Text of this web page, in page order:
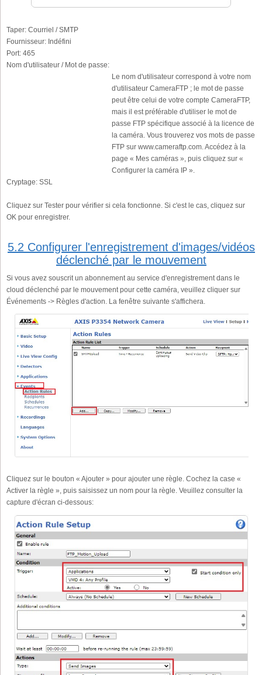
Taper: Courriel / SMTP
Fournisseur: Indéfini
Port: 465
Nom d'utilisateur / Mot de passe:
Le nom d'utilisateur correspond à votre nom
d'utilisateur CameraFTP ; le mot de passe
peut être celui de votre compte CameraFTP,
mais il est préférable d'utiliser le mot de
passe FTP spécifique associé à la licence de
la caméra. Vous trouverez vos mots de passe
FTP sur www.cameraftp.com. Accédez à la
page « Mes caméras », puis cliquez sur «
Configurer la caméra IP ».
Cryptage: SSL
Cliquez sur Tester pour vérifier si cela fonctionne. Si c'est le cas, cliquez sur
OK pour enregistrer.
5.2 Configurer l'enregistrement d'images/vidéos
déclenché par le mouvement
Si vous avez souscrit un abonnement au service d'enregistrement dans le
cloud déclenché par le mouvement pour cette caméra, veuillez cliquer sur
Événements -> Règles d'action. La fenêtre suivante s'affichera.
Cliquez sur le bouton « Ajouter » pour ajouter une règle. Cochez la case «
Activer la règle », puis saisissez un nom pour la règle. Veuillez consulter la
capture d'écran ci-dessous: